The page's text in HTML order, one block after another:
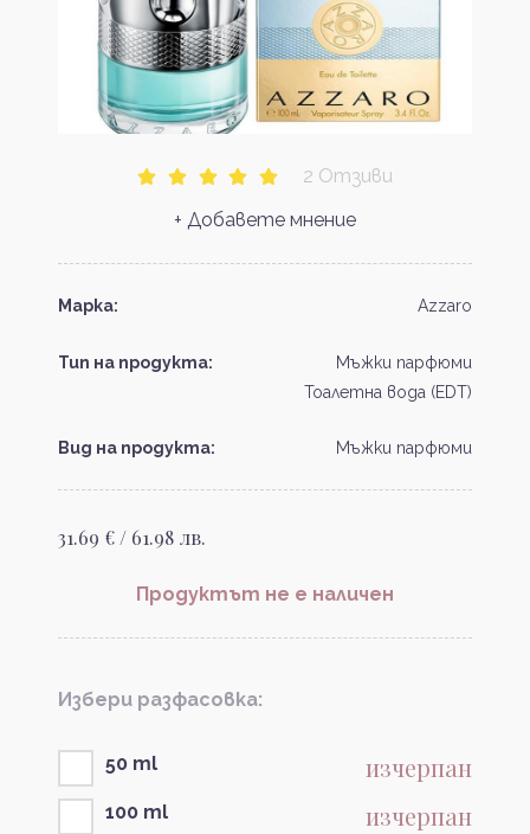
2 Отзиви
+ Добавете мнение
Марка: Azzaro
Тип на продукта:
Мъжки парфюми
Тоалетна вода (EDT)
Вид на продукта: Мъжки парфюми
31.69 € / 61.98 лв.
Продуктът не е наличен
Избери разфасовка:
50 ml изчерпан
100 ml изчерпан